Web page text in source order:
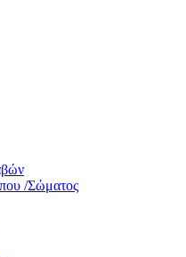
/Σώματος